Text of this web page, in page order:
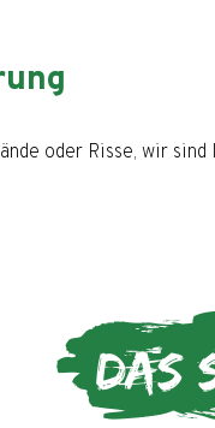
oder Risse, wir